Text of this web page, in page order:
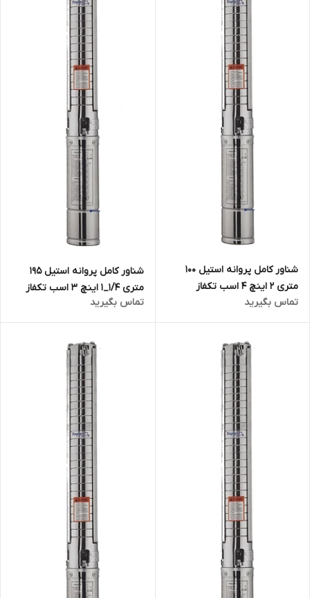
شناور کامل پروانه استیل 100
متری ۲ اینچ 4 اسب تکفاز
مدل 4SPM8/18
تماس بگیرید
شناور کامل پروانه استیل ۱۹۵
متری ۱/۴_۱ اینچ ۳ اسب تکفاز
مدل 4SPM3/33 | الکترو پمپ
تماس بگیرید